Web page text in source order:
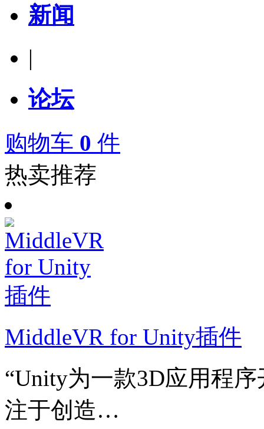
新闻
|
论坛
购物车 0 件
热卖推荐
MiddleVR for Unity插件
“Unity为一款3D应用程
注于创造…